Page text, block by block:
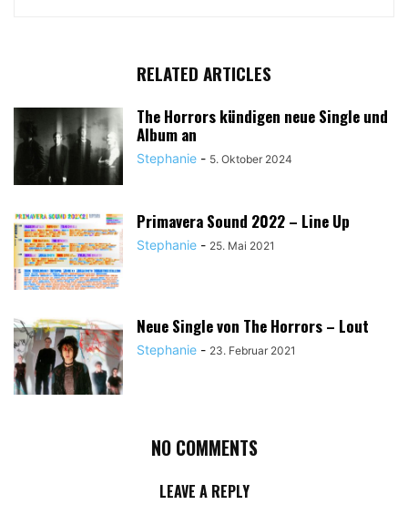
RELATED ARTICLES
The Horrors kündigen neue Single und
Album an
Stephanie - 5. Oktober 2024
Primavera Sound 2022 – Line Up
Stephanie - 25. Mai 2021
Neue Single von The Horrors – Lout
Stephanie - 23. Februar 2021
NO COMMENTS
LEAVE A REPLY